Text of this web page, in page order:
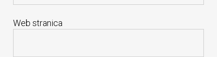
Web stranica